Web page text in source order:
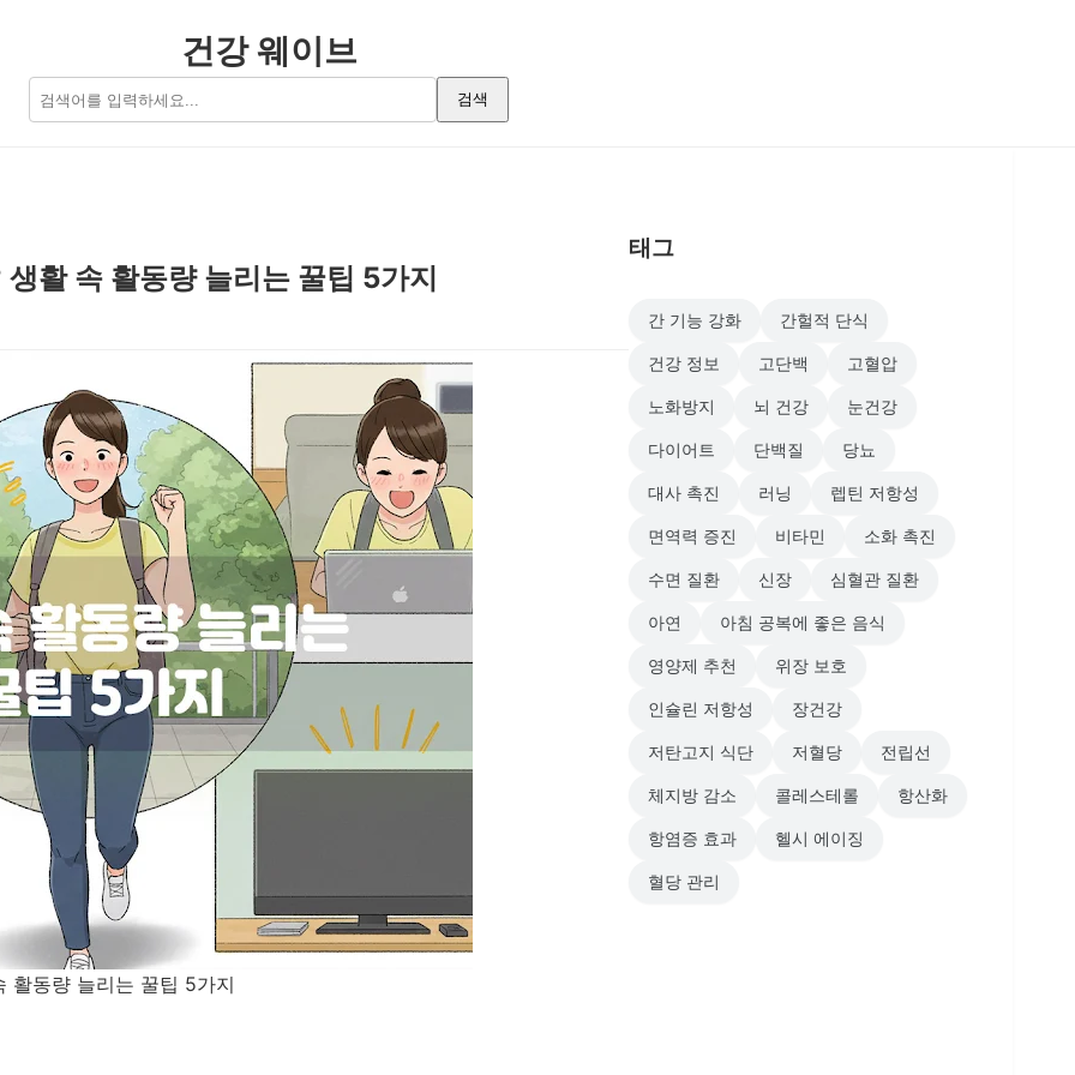
건강 웨이브
검색
활 속 활동량 늘리는 꿀팁 5가지
활동량 늘리는 꿀팁 5가지
태그
간 기능 강화 간헐적 단식
건강 정보 고단백 고혈압
노화방지 뇌 건강 눈건강
다이어트 단백질 당뇨
대사 촉진 러닝 렙틴 저항성
면역력 증진 비타민 소화 촉진
수면 질환 신장 심혈관 질환
아연 아침 공복에 좋은 음식
영양제 추천 위장 보호
인슐린 저항성 장건강
저탄고지 식단 저혈당 전립선
체지방 감소 콜레스테롤 항산화
항염증 효과 헬시 에이징
혈당 관리